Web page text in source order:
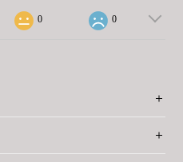
0 0